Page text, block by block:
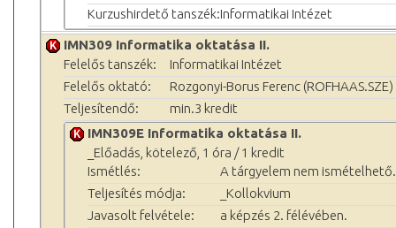
Kurzushirdető tanszék:Informatikai Intézet
IMN309 Informatika oktatása II.
Felelős tanszék:
Informatikai Intézet
Felelős oktató:
Rozgonyi-Borus Ferenc (ROFHAAS.SZE)
Teljesítendő:
min.3 kredit
IMN309E Informatika oktatása II.
_Előadás, kötelező, 1 óra / 1 kredit
Ismétlés:
A tárgyelem nem ismételhető.
Teljesítés módja:
_Kollokvium
Javasolt felvétele:
a képzés 2. félévében.